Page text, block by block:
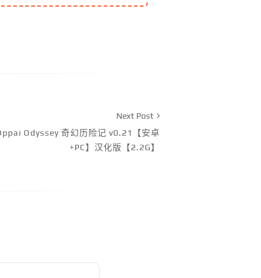
Next Post
Odyssey 奇幻历险记 v0.21【安卓
+PC】汉化版【2.2G】